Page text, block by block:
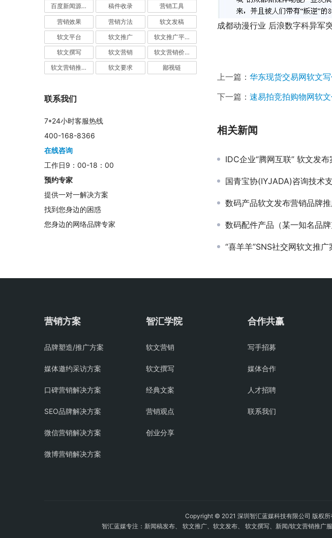
成都动漫行业 后浪数字科异军
上一篇： 华东现货交易网软文
下一篇： 速易拍竞拍购物网软
相关新闻
IDC企业“腾网互联” 软文发布
国青宝协(IYJADA)咨询技术
数码产品软文发布营销品牌
数码配件产品（某一知名品
“喜羊羊”SNS社交网软文推广
百度新闻源发布 稿件收录 营销工具
营销效果 营销方法 软文发稿
软文平台 软文推广 软文推广平台
软文撰写 软文营销 软文营销价值
软文营销推广 软文要求 鄙视链
联系我们
7*24小时客服热线
400-168-8366
在线咨询
工作日9：00-18：00
预约专家
提供一对一解决方案
找到您身边的困惑
您身边的网络品牌专家
营销方案
品牌塑造/推广方案
媒体邀约采访方案
口碑营销解决方案
SEO品牌解决方案
微信营销解决方案
微博营销解决方案
智汇学院
软文营销
软文撰写
经典文案
营销观点
创业分享
合作共赢
写手招募
媒体合作
人才招聘
联系我们
Copyright © 2021 深圳智汇蓝媒科技有限公司 版权所
智汇蓝媒专注： 新闻稿发布、 软文推广、 软文发布、 软文撰写、新闻/软文营销推